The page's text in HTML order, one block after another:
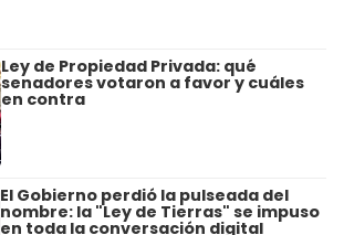
Ley de Propiedad Privada: qué
senadores votaron a favor y cuáles
en contra
El Gobierno perdió la pulseada del
nombre: la "Ley de Tierras" se impuso
en toda la conversación digital